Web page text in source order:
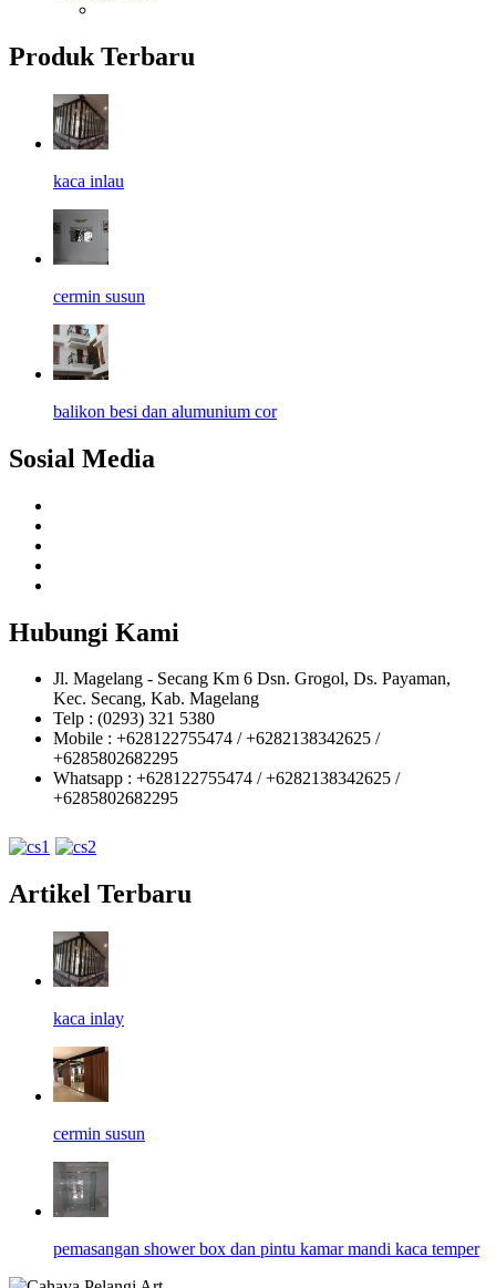
Produk Terbaru
kaca inlau
cermin susun
balikon besi dan alumunium cor
Sosial Media
Hubungi Kami
Jl. Magelang - Secang Km 6 Dsn. Grogol, Ds. Payaman,
Kec. Secang, Kab. Magelang
Telp : (0293) 321 5380
Mobile : +628122755474 / +6282138342625 /
+6285802682295
Whatsapp : +628122755474 / +6282138342625 /
+6285802682295
Artikel Terbaru
kaca inlay
cermin susun
pemasangan shower box dan pintu kamar mandi kaca temper